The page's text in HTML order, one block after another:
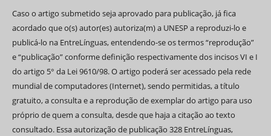
Caso o artigo submetido seja aprovado para publicação, já fica
acordado que o(s) autor(es) autoriza(m) a UNESP a reproduzi-lo e
publicá-lo na EntreLínguas, entendendo-se os termos “reprodução”
e “publicação” conforme definição respectivamente dos incisos VI e I
do artigo 5° da Lei 9610/98. O artigo poderá ser acessado pela rede
mundial de computadores (Internet), sendo permitidas, a título
gratuito, a consulta e a reprodução de exemplar do artigo para uso
próprio de quem a consulta, desde que haja a citação ao texto
consultado. Essa autorização de publicação 328 EntreLínguas,